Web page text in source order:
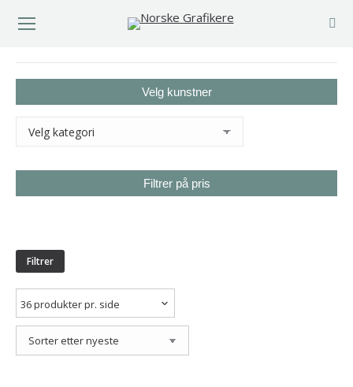
Velg kunstner
Filtrer på pris
Filtrer